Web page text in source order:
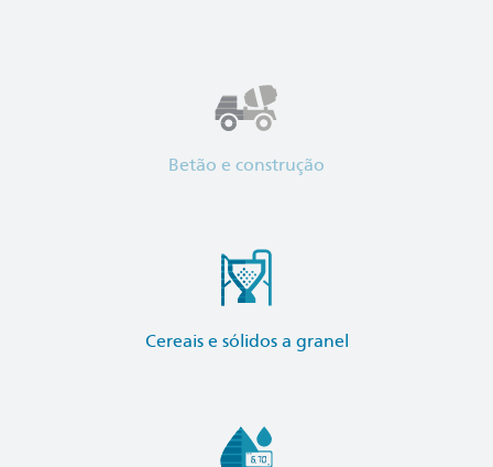
Betão e construção
Cereais e sólidos a granel